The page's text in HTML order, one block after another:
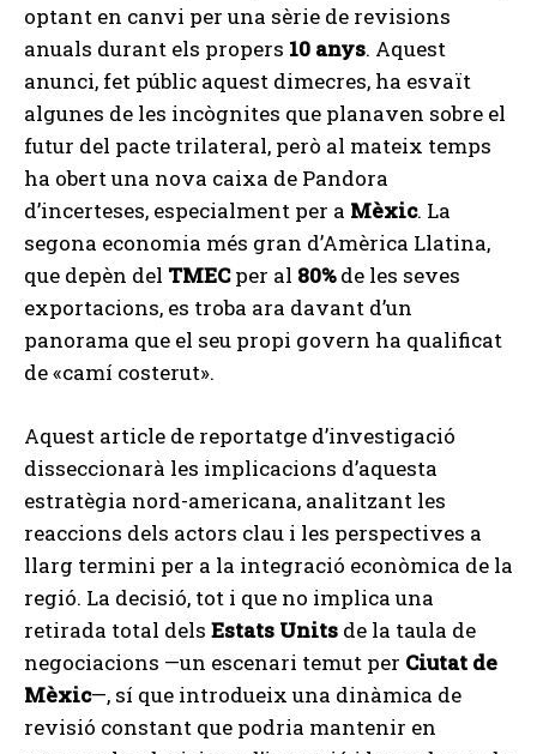
optant en canvi per una sèrie de revisions
anuals durant els propers 10 anys. Aquest
anunci, fet públic aquest dimecres, ha esvaït
algunes de les incògnites que planaven sobre el
futur del pacte trilateral, però al mateix temps
ha obert una nova caixa de Pandora
d’incerteses, especialment per a Mèxic. La
segona economia més gran d’Amèrica Llatina,
que depèn del TMECper al 80%de les seves
exportacions, es troba ara davant d’un
panorama que el seu propi govern ha qualificat
de «camí costerut».
Aquest article de reportatge d’investigació
disseccionarà les implicacions d’aquesta
estratègia nord-americana, analitzant les
reaccions dels actors clau i les perspectives a
llarg termini per a la integració econòmica de la
regió. La decisió, tot i que no implica una
retirada total dels Estats Units de la taula de
negociacions —un escenari temut per Ciutat de
Mèxic—, sí que introdueix una dinàmica de
revisió constant que podria mantenir en